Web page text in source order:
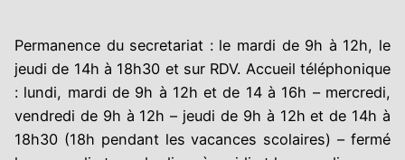
Permanence du secretariat : le mardi de 9h à 12h, le
jeudi de 14h à 18h30 et sur RDV. Accueil téléphonique
: lundi, mardi de 9h à 12h et de 14 à 16h – mercredi,
vendredi de 9h à 12h – jeudi de 9h à 12h et de 14h à
18h30 (18h pendant les vacances scolaires) – fermé